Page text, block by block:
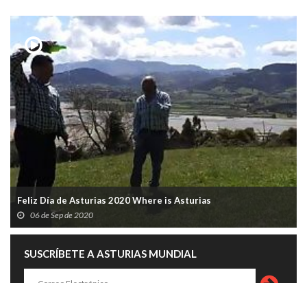
Feliz Día de Asturias 2020 Where is Asturias
06 de Sep de 2020
SUSCRÍBETE A ASTURIAS MUNDIAL